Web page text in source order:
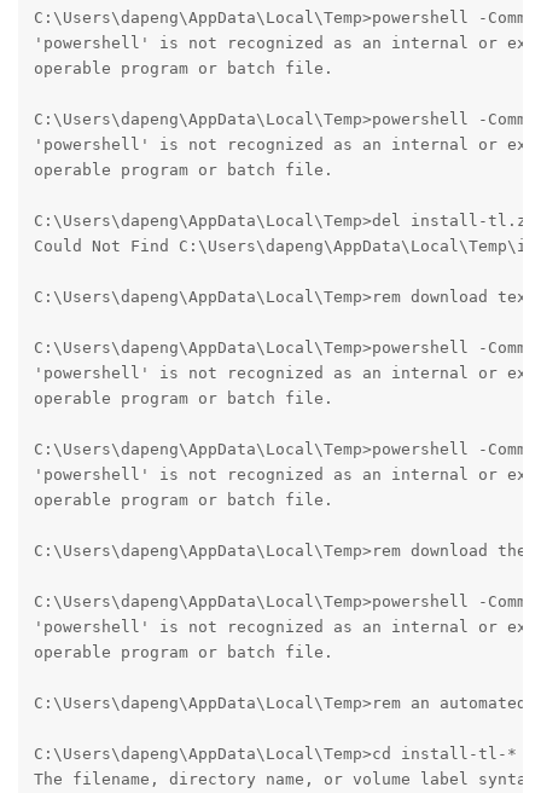
C:\Users\dapeng\AppData\Local\Temp>powershell
'powershell' is not recognized as an internal or
operable program or batch file.
C:\Users\dapeng\AppData\Local\Temp>powershell
'powershell' is not recognized as an internal or
operable program or batch file.
C:\Users\dapeng\AppData\Local\Temp>del install-
Could Not Find
C:\Users\dapeng\AppData\Local\Temp>rem
C:\Users\dapeng\AppData\Local\Temp>powershell
'powershell' is not recognized as an internal or
operable program or batch file.
'powershell' is not recognized as an internal or
operable program or batch file.
C:\Users\dapeng\AppData\Local\Temp>rem download
C:\Users\dapeng\AppData\Local\Temp>powershell -
'powershell' is not recognized as an internal or
operable program or batch file.
C:\Users\dapeng\AppData\Local\Temp>rem an
C:\Users\dapeng\AppData\Local\Temp>cd install-tl-*
The filename, directory name, or volume label